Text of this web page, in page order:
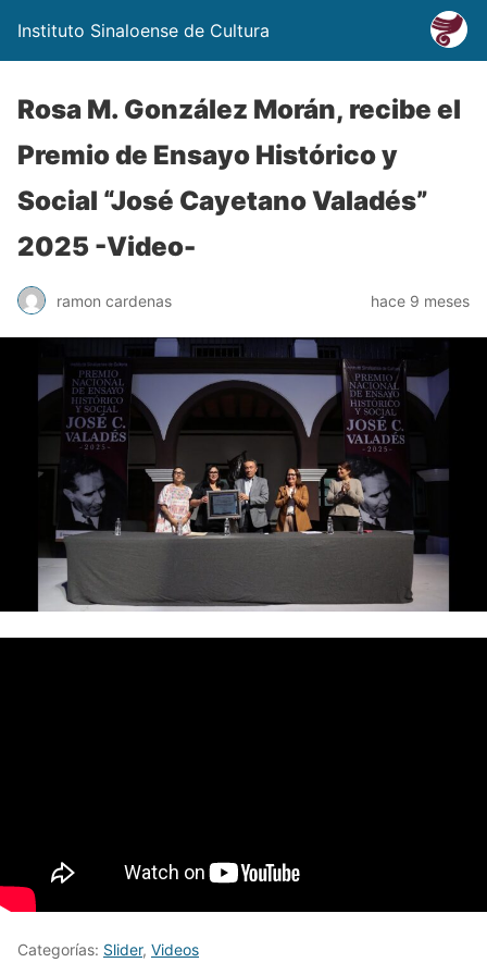
Instituto Sinaloense de Cultura
Rosa M. González Morán, recibe el
Premio de Ensayo Histórico y
Social “José Cayetano Valadés”
2025 -Video-
ramon cardenas hace 9 meses
Categorías: Slider, Videos